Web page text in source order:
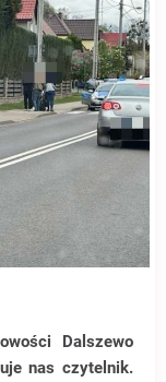
Dalszewo
nas czytelnik.